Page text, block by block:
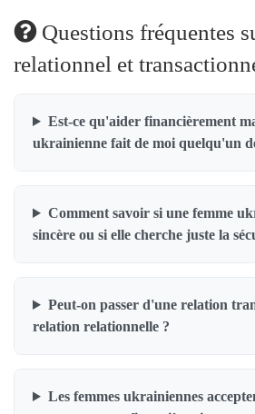
Questions fréquentes
relationnel et
Est-ce qu'aider financièrement
ukrainienne fait de moi quelqu'un
Comment savoir si une femme
sincère ou si elle cherche juste la
Peut-on passer d'une relation
relation relationnelle ?
Les femmes ukrainiennes